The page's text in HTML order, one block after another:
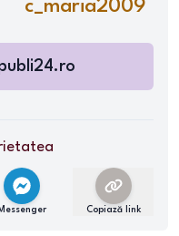
c_maria2009
Messenger Copiază link